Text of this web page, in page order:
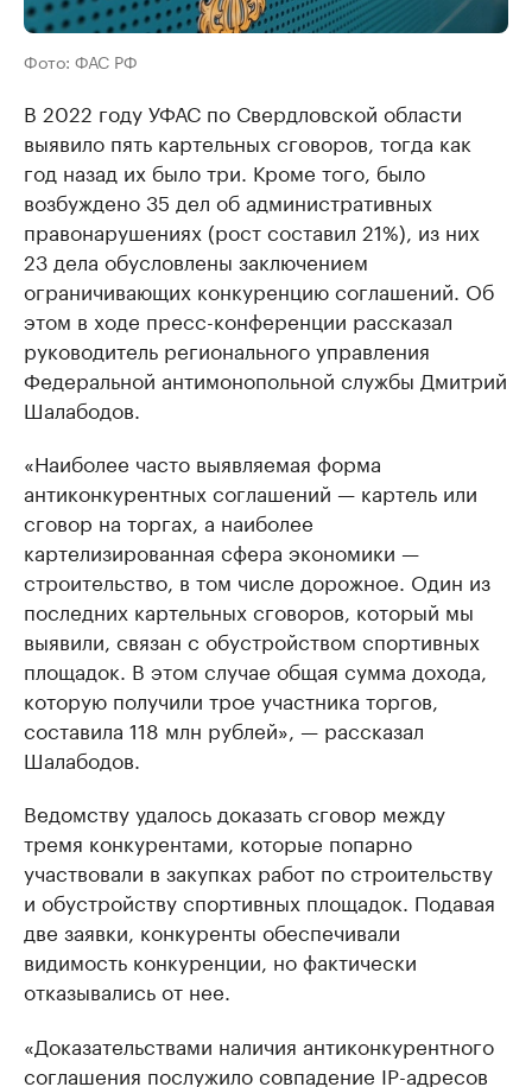
Фото: ФАС РФ
В 2022 году УФАС по Свердловской области
выявило пять картельных сговоров, тогда как
год назад их было три. Кроме того, было
возбуждено 35 дел об административных
правонарушениях (рост составил 21%), из них
23 дела обусловлены заключением
ограничивающих конкуренцию соглашений. Об
этом в ходе пресс-конференции рассказал
руководитель регионального управления
Федеральной антимонопольной службы Дмитрий
Шалабодов.
«Наиболее часто выявляемая форма
антиконкурентных соглашений — картель или
сговор на торгах, а наиболее
картелизированная сфера экономики —
строительство, в том числе дорожное. Один из
последних картельных сговоров, который мы
выявили, связан с обустройством спортивных
площадок. В этом случае общая сумма дохода,
которую получили трое участника торгов,
составила 118 млн рублей», — рассказал
Шалабодов.
Ведомству удалось доказать сговор между
тремя конкурентами, которые попарно
участвовали в закупках работ по строительству
и обустройству спортивных площадок. Подавая
две заявки, конкуренты обеспечивали
видимость конкуренции, но фактически
отказывались от нее.
«Доказательствами наличия антиконкурентного
соглашения послужило совпадение IP-адресов